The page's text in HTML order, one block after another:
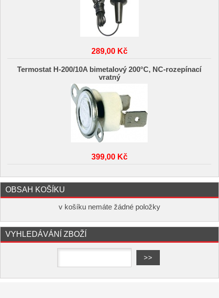
289,00 Kč
Termostat H-200/10A bimetalový 200°C, NC-rozepínací
vratný
399,00 Kč
OBSAH KOŠÍKU
v košíku nemáte žádné položky
VYHLEDÁVÁNÍ ZBOŽÍ